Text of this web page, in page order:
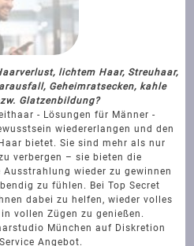
lichtem Haar, Streuhaar,
Geheimratsecken, kahle
Glatzenbildung?
- Lösungen für Männer -
wiedererlangen und den
bietet. Sie sind mehr als nur
verbergen – sie bieten die
Ausstrahlung wieder zu gewinnen
zu fühlen. Bei Top Secret
dabei zu helfen, wieder volles
vollen Zügen zu genießen.
München auf Diskretion
Angebot.